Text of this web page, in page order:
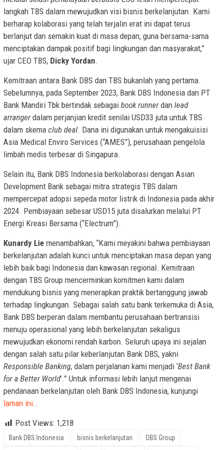
langkah TBS dalam mewujudkan visi bisnis berkelanjutan. Kami
berharap kolaborasi yang telah terjalin erat ini dapat terus
berlanjut dan semakin kuat di masa depan, guna bersama-sama
menciptakan dampak positif bagi lingkungan dan masyarakat,”
ujar CEO TBS, Dicky Yordan.
Kemitraan antara Bank DBS dan TBS bukanlah yang pertama.
Sebelumnya, pada September 2023, Bank DBS Indonesia dan PT
Bank Mandiri Tbk bertindak sebagai book runnerdan lead
arrangerdalam perjanjian kredit senilai USD33 juta untuk TBS
dalam skema club deal. Dana ini digunakan untuk mengakuisisi
Asia Medical Enviro Services (“AMES”), perusahaan pengelola
limbah medis terbesar di Singapura.
Selain itu, Bank DBS Indonesia berkolaborasi dengan Asian
Development Bank sebagai mitra strategis TBS dalam
mempercepat adopsi sepeda motor listrik di Indonesia pada akhir
2024. Pembiayaan sebesar USD15 juta disalurkan melalui PT
Energi Kreasi Bersama (“Electrum”).
Kunardy Lie menambahkan, “Kami meyakini bahwa pembiayaan
berkelanjutan adalah kunci untuk menciptakan masa depan yang
lebih baik bagi Indonesia dan kawasan regional. Kemitraan
dengan TBS Group mencerminkan komitmen kami dalam
mendukung bisnis yang menerapkan praktik bertanggung jawab
terhadap lingkungan. Sebagai salah satu bank terkemuka di Asia,
Bank DBS berperan dalam membantu perusahaan bertransisi
menuju operasional yang lebih berkelanjutan sekaligus
mewujudkan ekonomi rendah karbon. Seluruh upaya ini sejalan
dengan salah satu pilar keberlanjutan Bank DBS, yakni
Responsible Banking, dalam perjalanan kami menjadi ‘Best Bank
for a Better World’.” Untuk informasi lebih lanjut mengenai
pendanaan berkelanjutan oleh Bank DBS Indonesia, kunjungi
laman ini..
Post Views: 1,218
Bank DBS Indonesia bisnis berkelanjutan DBS Group